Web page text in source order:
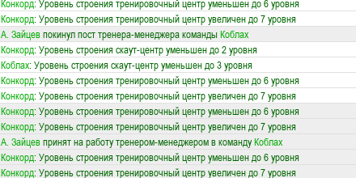
Конкорд: Уровень строения тренировочный центр уменьшен до 6 уровня
Конкорд: Уровень строения тренировочный центр увеличен до 7 уровня
А. Зайцевпокинул пост тренера-менеджера команды Коблах
Конкорд: Уровень строения скаут-центр уменьшен до 2 уровня
Коблах: Уровень строения скаут-центр уменьшен до 3 уровня
Конкорд: Уровень строения тренировочный центр уменьшен до 6 уровня
Конкорд: Уровень строения тренировочный центр увеличен до 7 уровня
Конкорд: Уровень строения тренировочный центр уменьшен до 6 уровня
Конкорд: Уровень строения тренировочный центр увеличен до 7 уровня
А. Зайцевпринят на работу тренером-менеджером в командуКоблах
Конкорд: Уровень строения тренировочный центр уменьшен до 6 уровня
Конкорд: Уровень строения тренировочный центр увеличен до 7 уровня